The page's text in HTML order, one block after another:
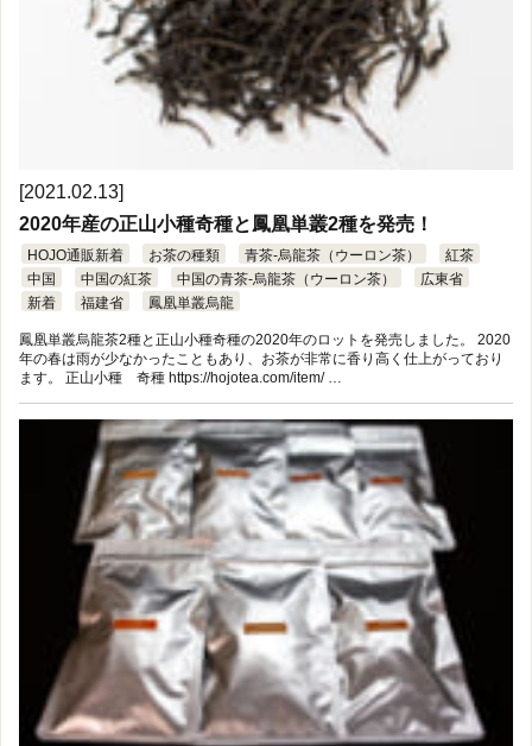
[2021.02.13]
2020年産の正山小種奇種と鳳凰単叢2種を発売！
HOJO通販新着 お茶の種類 青茶-烏龍茶（ウーロン茶）
紅茶
中国
中国の紅茶 中国の青茶-烏龍茶（ウーロン茶）
広東省
新着
福建省 鳳凰単叢烏龍
鳳凰単叢烏龍茶2種と正山小種奇種の2020年のロットを発売しました。 2020
年の春は雨が少なかったこともあり、お茶が非常に香り高く仕上がっており
ます。 正山小種 奇種 https://hojotea.com/item/ …